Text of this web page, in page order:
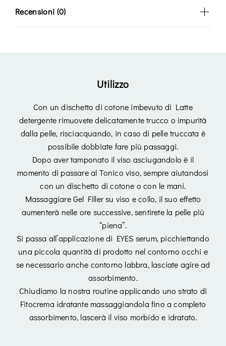
Login
Recensioni (0)
Utilizzo
Con un dischetto di cotone imbevuto di Latte
detergente rimuovete delicatamente trucco o impurità
dalla pelle, risciacquando, in caso di pelle truccata è
possibile dobbiate fare più passaggi.
Dopo aver tamponato il viso asciugandolo è il
momento di passare al Tonico viso, sempre aiutandosi
con un dischetto di cotone o con le mani.
Massaggiare Gel Filler su viso e collo, il suo effetto
aumenterà nelle ore successive, sentirete la pelle più
“piena”.
Si passa all’applicazione di EYES serum, picchiettando
una piccola quantità di prodotto nel contorno occhi e
se necessario anche contorno labbra, lasciate agire ad
assorbimento.
Chiudiamo la nostra routine applicando uno strato di
Fitocrema idratante massaggiandola fino a completo
assorbimento, lascerà il viso morbido e idratato.